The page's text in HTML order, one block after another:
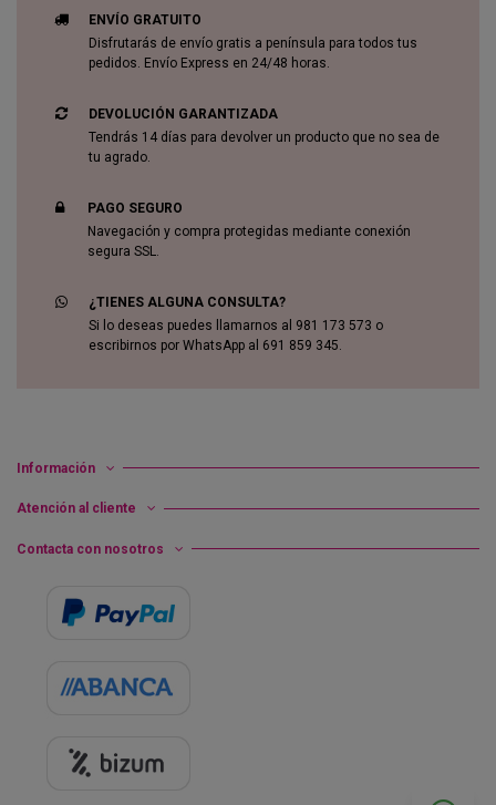
ENVÍO GRATUITO
Disfrutarás de envío gratis a península para todos tus
pedidos. Envío Express en 24/48 horas.
DEVOLUCIÓN GARANTIZADA
Tendrás 14 días para devolver un producto que no sea de
tu agrado.
PAGO SEGURO
Navegación y compra protegidas mediante conexión
segura SSL.
¿TIENES ALGUNA CONSULTA?
Si lo deseas puedes llamarnos al 981 173 573 o
escribirnos por WhatsApp al 691 859 345.
Información
Atención al cliente
Contacta con nosotros